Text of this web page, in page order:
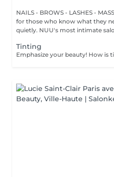
NAILS - BROWS - LASHES -
for those who know what they
quietly. NUU's most intimate
Tinting